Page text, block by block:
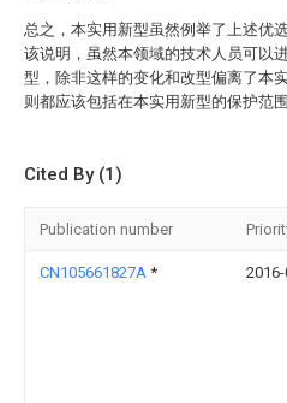
总之，本实用新型虽然例举了上述优
该说明，虽然本领域的技术人员可以
型，除非这样的变化和改型偏离了本
则都应该包括在本实用新型的保护范围
Cited By (1)
Publication number
CN105661827A *